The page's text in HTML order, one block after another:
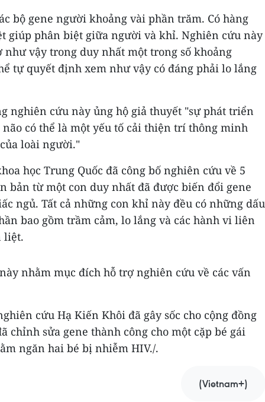
bộ gene người khoảng vài phần trăm. Có hàng
giúp phân biệt giữa người và khỉ. Nghiên cứu này
như vậy trong duy nhất một trong số khoảng
tự quyết định xem như vậy có đáng phải lo lắng
nghiên cứu này ủng hộ giả thuyết "sự phát triển
não có thể là một yếu tố cải thiện trí thông minh
loài người."
học Trung Quốc đã công bố nghiên cứu về 5
bản từ một con duy nhất đã được biến đổi gene
ngủ. Tất cả những con khỉ này đều có những dấu
bao gồm trầm cảm, lo lắng và các hành vi liên
liệt.
nhằm mục đích hỗ trợ nghiên cứu về các vấn
cứu Hạ Kiến Khôi đã gây sốc cho cộng đồng
chỉnh sửa gene thành công cho một cặp bé gái
ngăn hai bé bị nhiễm HIV./.
(Vietnam+)